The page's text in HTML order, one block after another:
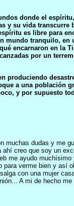
donde el
y su vida
es libre para
mundo tranquilo,
encarnaron en la
por un
produciendo
a una población
y por supuesto
muchas dudas y me
creo que soy un
me ayudo
para verme bien y así
con una mujer
A mi de hecho